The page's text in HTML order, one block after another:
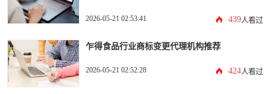
2026-05-21 02:53:41 439人看过
乍得食品行业商标变更代理机构推荐
2026-05-21 02:52:28 424人看过